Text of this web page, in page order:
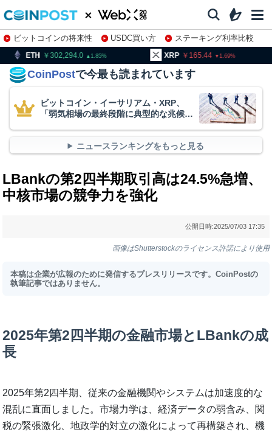
ビットコインの将来性 USDC買い方
ステーキング利率比較
株特集・関連銘柄
1.85 165.44 1.69
CoinPostで今最も読まれています
ビットコイン・イーサリアム・XRP、
「弱気相場の最終段階に典型的な兆候」
ニュースランキングをもっと見る
LBankの第2四半期取引高は24.5%急増、
中核市場の競争力を強化
公開日時:2025/07/03 17:35
画像はShutterstockのライセンス許諾により使用
本稿は企業が広報のために発信するプレスリリースです。CoinPostの
執筆記事ではありません。
2025年第2四半期の金融市場とLBankの成
長
2025年第2四半期、従来の金融機関やシステムは加速度的な
混乱に直面しました。市場力学は、経済データの弱含み、関
税の緊張激化、地政学的対立の激化によって再構築され、機